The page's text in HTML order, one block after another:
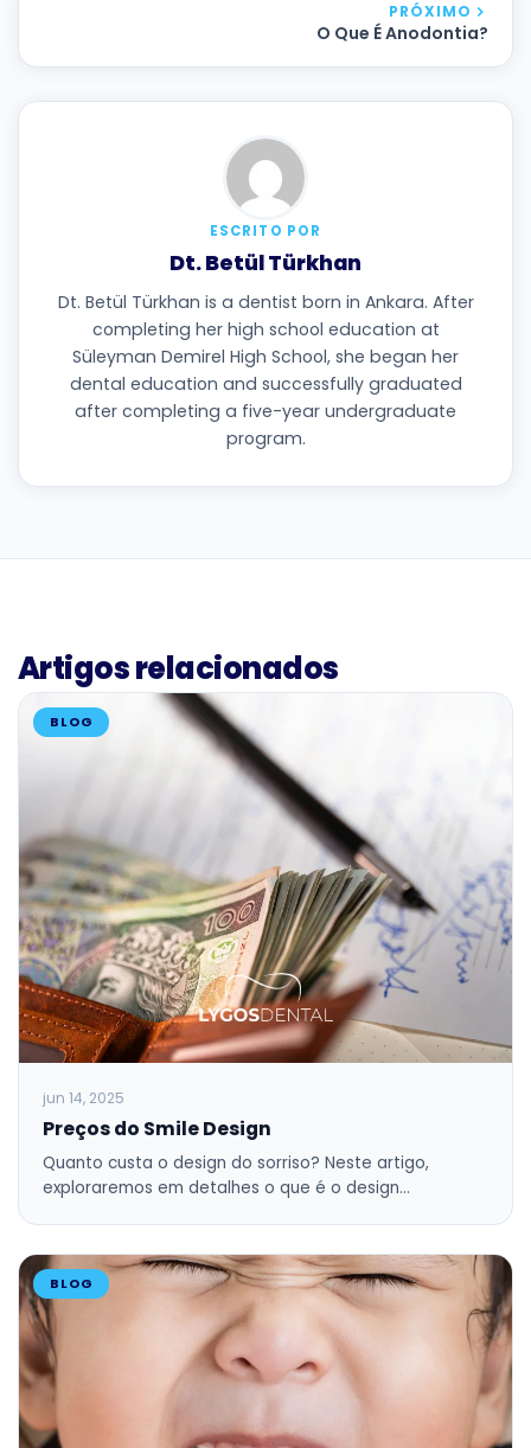
PRÓXIMO
O Que É Anodontia?
ESCRITO POR
Dt. Betül Türkhan
Dt. Betül Türkhan is a dentist born in Ankara. After
completing her high school education at
Süleyman Demirel High School, she began her
dental education and successfully graduated
after completing a five-year undergraduate
program.
Artigos relacionados
BLOG
jun 14, 2025
Preços do Smile Design
Quanto custa o design do sorriso? Neste artigo,
exploraremos em detalhes o que é o design…
BLOG